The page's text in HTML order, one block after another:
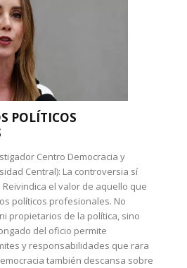
POLÍTICOS
Centro Democracia y
Central): La controversia sí
el valor de aquello que
políticos profesionales. No
propietarios de la política, sino
del oficio permite
y responsabilidades que rara
también descansa sobre